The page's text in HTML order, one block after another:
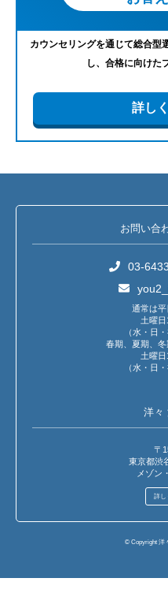
カウンセリングを通じて総合型
し、合格に向けた
詳し
お問い合
03-
通常は
土曜
（水・日
春期、夏期、
土曜
（水・日
洋々
〒
東京都渋
メゾン
詳し
© Copyright 洋